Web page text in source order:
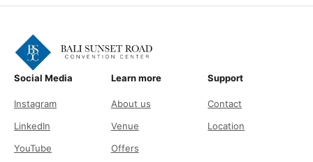
Social Media
Instagram
LinkedIn
YouTube
Learn more
About us
Venue
Offers
Support
Contact
Location